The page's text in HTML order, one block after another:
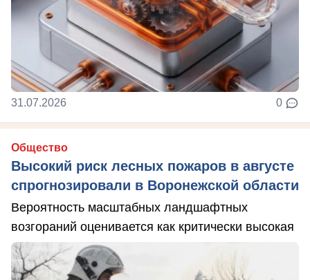
31.07.2026 0
Общество
Высокий риск лесных пожаров в августе
спрогнозировали в Воронежской области
Вероятность масштабных ландшафтных
возгораний оценивается как критически высокая